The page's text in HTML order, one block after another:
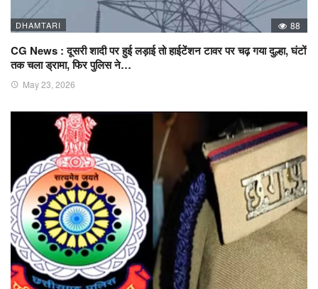
DHAMTARI 88
CG News : दूसरी शादी पर हुई लड़ाई तो हाईटेंशन टावर पर चढ़ गया दुल्हा, घंटों
तक चला ड्रामा, फिर पुलिस ने…
May 23, 2026